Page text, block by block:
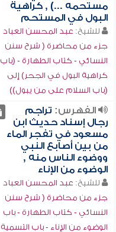
مستحمه ...) , كراهية
البول في المستحم
للشيخ: عبد المحسن العباد
جزء من محاضرة ( شرح سنن
النسائي - كتاب الطهارة - (باب
كراهية البول في الجحر) إلى
(باب السلام على من يبول))
الفهرس: تراجم
رجال إسناد حديث ابن
مسعود في تفجر الماء
من بين أصابع النبي
ووضوء الناس منه ,
الوضوء من الإناء
للشيخ: عبد المحسن العباد
جزء من محاضرة ( شرح سنن
النسائي - كتاب الطهارة - باب
الوضوء من الإناء - باب التسمية